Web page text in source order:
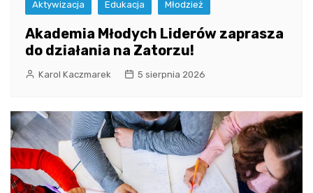
Aktywizacja Edukacja Młodzież
Akademia Młodych Liderów zaprasza
do działania na Zatorzu!
Karol Kaczmarek 5 sierpnia 2026